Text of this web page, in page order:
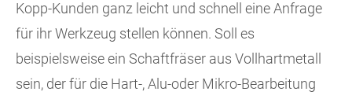
Kopp-Kunden ganz leicht und schnell eine Anfrage
für ihr Werkzeug stellen können. Soll es
beispielsweise ein Schaftfräser aus Vollhartmetall
sein, der für die Hart-, Alu-oder Mikro-Bearbeitung